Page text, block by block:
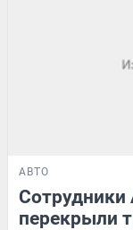
АВТО
Сотрудники
перекрыли